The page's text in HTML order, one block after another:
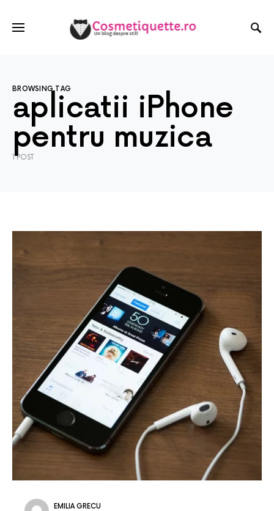
BROWSING TAG
aplicatii iPhone
pentru muzica
1 POST
EMILIA GRECU